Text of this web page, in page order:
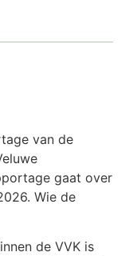
van de
gaat over
Wie de
de VVK is